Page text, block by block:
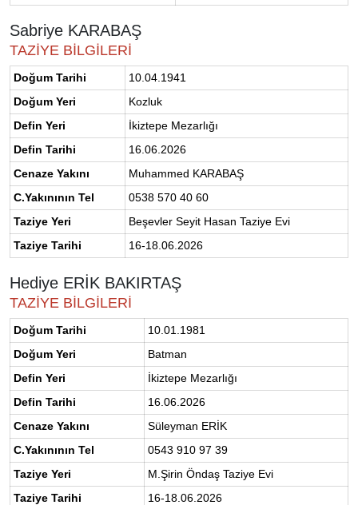
Sabriye KARABAŞ
TAZİYE BİLGİLERİ
Doğum Tarihi
10.04.1941
Doğum Yeri
Kozluk
Defin Yeri
İkiztepe Mezarlığı
Defin Tarihi
16.06.2026
Cenaze Yakını
Muhammed KARABAŞ
C.Yakınının Tel
0538 570 40 60
Taziye Yeri
Beşevler Seyit Hasan Taziye Evi
Taziye Tarihi
16-18.06.2026
Hediye ERİK BAKIRTAŞ
TAZİYE BİLGİLERİ
Doğum Tarihi
10.01.1981
Doğum Yeri
Batman
Defin Yeri
İkiztepe Mezarlığı
Defin Tarihi
16.06.2026
Cenaze Yakını
Süleyman ERİK
C.Yakınının Tel
0543 910 97 39
Taziye Yeri
M.Şirin Öndaş Taziye Evi
Taziye Tarihi
16-18.06.2026